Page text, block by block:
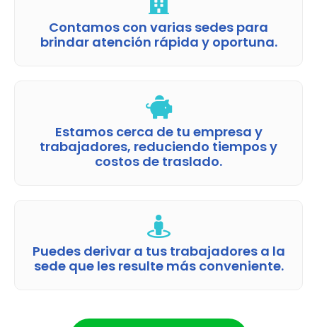
Contamos con varias sedes para
brindar atención rápida y oportuna.
Estamos cerca de tu empresa y
trabajadores, reduciendo tiempos y
costos de traslado.
Puedes derivar a tus trabajadores a la
sede que les resulte más conveniente.